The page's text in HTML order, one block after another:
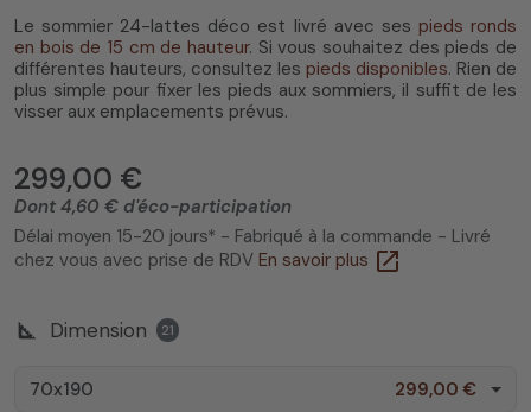
Le sommier 24-lattes déco est livré avec ses pieds ronds
en bois de 15 cm de hauteur. Si vous souhaitez des pieds de
différentes hauteurs, consultez les pieds disponibles. Rien de
plus simple pour fixer les pieds aux sommiers, il suffit de les
visser aux emplacements prévus.
299,00 €
Dont 4,60 € d'éco-participation
Délai moyen 15-20 jours* - Fabriqué à la commande - Livré
chez vous avec prise de RDV En savoir plus open_in_new
square_foot Dimension 21
70x190 299,00 €